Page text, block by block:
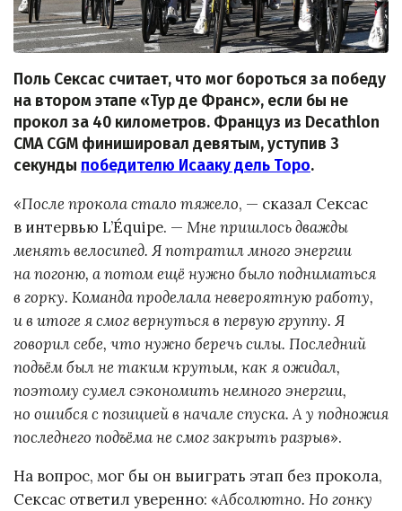
Поль Сексас считает, что мог бороться за победу
на втором этапе «Тур де Франс», если бы не
прокол за 40 километров. Француз из Decathlon
CMA CGM финишировал девятым, уступив 3
секунды победителю Исааку дель Торо.
«После прокола стало тяжело, — сказал Сексас
в интервью L’Équipe. — Мне пришлось дважды
менять велосипед. Я потратил много энергии
на погоню, а потом ещё нужно было подниматься
в горку. Команда проделала невероятную работу,
и в итоге я смог вернуться в первую группу. Я
говорил себе, что нужно беречь силы. Последний
подъём был не таким крутым, как я ожидал,
поэтому сумел сэкономить немного энергии,
но ошибся с позицией в начале спуска. А у подножия
последнего подъёма не смог закрыть разрыв».
На вопрос, мог бы он выиграть этап без прокола,
Сексас ответил уверенно: «Абсолютно. Но гонку